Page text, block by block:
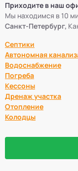
Приходите в наш
Мы находимся в 10
Санкт-Петербург,
Септики
Автономная
Водоснабжение
Погреба
Кессоны
Дренаж участка
Отопление
Колодцы